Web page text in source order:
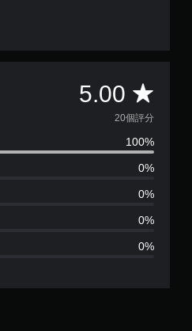
5.00 平
均
評
分
5
星
20個評分
100%
0%
0%
0%
0%